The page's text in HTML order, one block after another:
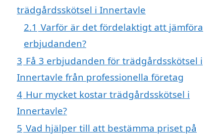
trädgårdsskötsel i Innertavle
2.1 Varför är det fördelaktigt att jämföra
erbjudanden?
3 Få 3 erbjudanden för trädgårdsskötsel i
Innertavle från professionella företag
4 Hur mycket kostar trädgårdsskötsel i
Innertavle?
5 Vad hjälper till att bestämma priset på